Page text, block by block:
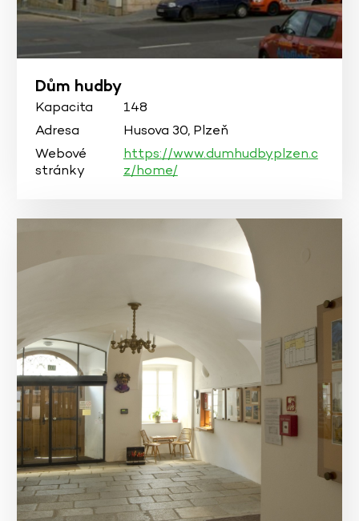
Dům hudby
Kapacita
148
Adresa
Husova 30, Plzeň
Webové
stránky
https://www.dumhudbyplzen.c
z/home/